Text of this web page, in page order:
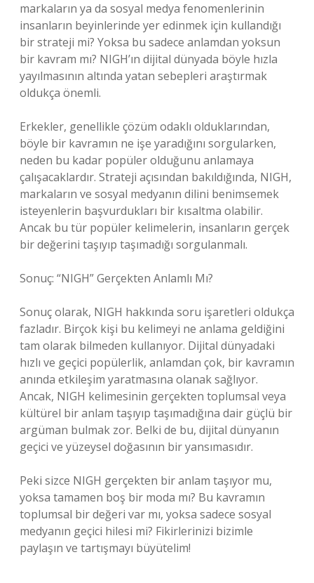
markaların ya da sosyal medya fenomenlerinin
insanların beyinlerinde yer edinmek için kullandığı
bir strateji mi? Yoksa bu sadece anlamdan yoksun
bir kavram mı? NIGH’ın dijital dünyada böyle hızla
yayılmasının altında yatan sebepleri araştırmak
oldukça önemli.
Erkekler, genellikle çözüm odaklı olduklarından,
böyle bir kavramın ne işe yaradığını sorgularken,
neden bu kadar popüler olduğunu anlamaya
çalışacaklardır. Strateji açısından bakıldığında, NIGH,
markaların ve sosyal medyanın dilini benimsemek
isteyenlerin başvurdukları bir kısaltma olabilir.
Ancak bu tür popüler kelimelerin, insanların gerçek
bir değerini taşıyıp taşımadığı sorgulanmalı.
Sonuç: “NIGH” Gerçekten Anlamlı Mı?
Sonuç olarak, NIGH hakkında soru işaretleri oldukça
fazladır. Birçok kişi bu kelimeyi ne anlama geldiğini
tam olarak bilmeden kullanıyor. Dijital dünyadaki
hızlı ve geçici popülerlik, anlamdan çok, bir kavramın
anında etkileşim yaratmasına olanak sağlıyor.
Ancak, NIGH kelimesinin gerçekten toplumsal veya
kültürel bir anlam taşıyıp taşımadığına dair güçlü bir
argüman bulmak zor. Belki de bu, dijital dünyanın
geçici ve yüzeysel doğasının bir yansımasıdır.
Peki sizce NIGH gerçekten bir anlam taşıyor mu,
yoksa tamamen boş bir moda mı? Bu kavramın
toplumsal bir değeri var mı, yoksa sadece sosyal
medyanın geçici hilesi mi? Fikirlerinizi bizimle
paylaşın ve tartışmayı büyütelim!